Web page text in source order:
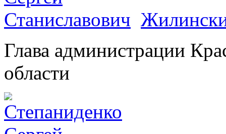
Глава администрации
области